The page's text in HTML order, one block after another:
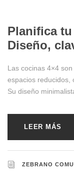
Planifica
Diseño,
Las cocinas 4×4
espacios reducidos,
Su diseño
LEER MÁS
ZEBRANO